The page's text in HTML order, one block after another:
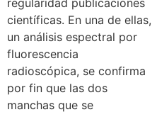
científicas. En una de ellas,
un análisis espectral por
fluorescencia
radioscópica, se confirma
por fin que las dos
manchas que se